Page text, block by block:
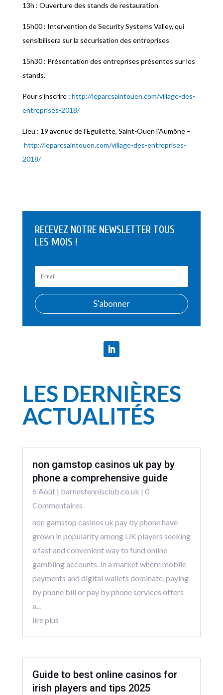
13h : Ouverture des stands de restauration
15h00 : Intervention de Security Systems Valley, qui
sensibilisera sur la sécurisation des entreprises
15h30 : Présentation des entreprises présentes sur les
stands.
Pour s’inscrire : http://leparcsaintouen.com/village-des-
entreprises-2018/
Lieu : 19 avenue de l’Eguilette, Saint-Ouen l’Aumône –
http://leparcsaintouen.com/village-des-entreprises-
2018/
RECEVEZ NOTRE NEWSLETTER TOUS
LES MOIS !
S'abonner
LES DERNIÈRES
ACTUALITÉS
non gamstop casinos uk pay by
phone a comprehensive guide
6 Août| barnestennisclub.co.uk | 0
Commentaires
non gamstop casinos uk pay by phone have
grown in popularity among UK players seeking
a fast and convenient way to fund online
gambling accounts. In a market where mobile
payments and digital wallets dominate, paying
by phone bill or pay by phone services offers
a...
lire plus
Guide to best online casinos for
irish players and tips 2025